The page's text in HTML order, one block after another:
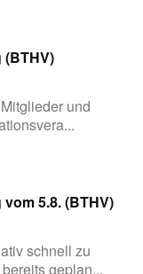
und
5.8. (BTHV)
schnell zu
geplan...